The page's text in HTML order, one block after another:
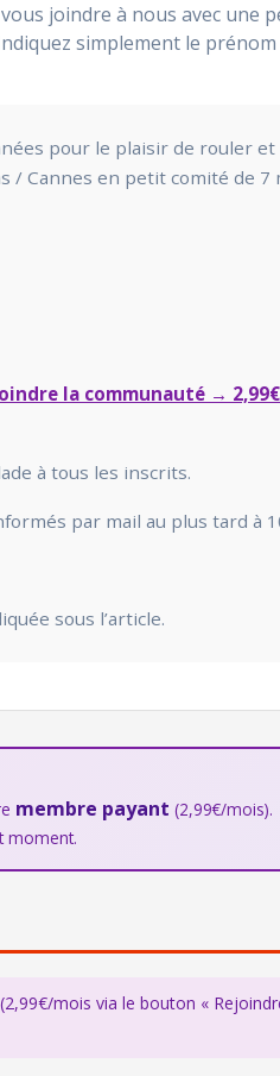
joindre à nous avec une
simplement le
pour le plaisir de rouler
/ Cannes en petit comité de 7
la communauté →
à tous les inscrits.
par mail au plus tard à
sous l’article.
membre payant (2,99€/mois).
moment.
mois via le bouton «